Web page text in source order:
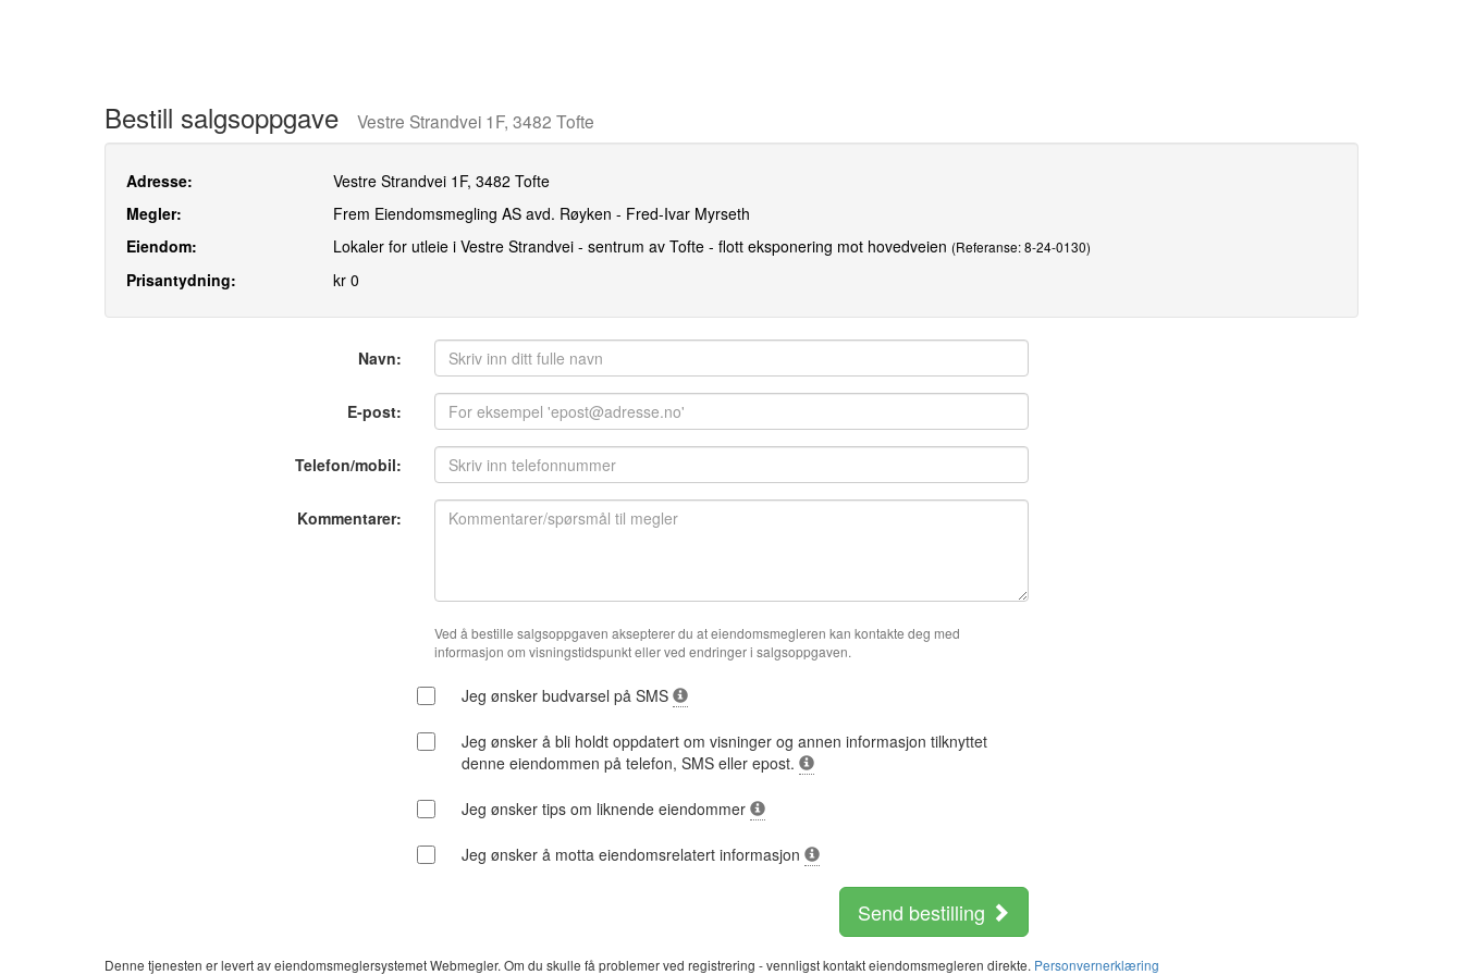
Bestill salgsoppgave Vestre Strandvei 1F, 3482 Tofte
Adresse:
Vestre Strandvei 1F, 3482 Tofte
Megler:
Frem Eiendomsmegling AS avd. Røyken - Fred-Ivar Myrseth
Eiendom:
Lokaler for utleie i Vestre Strandvei - sentrum av Tofte - flott eksponering mot hovedveien(Referanse: 8-24-0130)
Prisantydning: kr 0
Navn:
E-post:
Telefon/mobil:
Kommentarer:
Ved å bestille salgsoppgaven aksepterer du at eiendomsmegleren kan kontakte deg med
informasjon om visningstidspunkt eller ved endringer i salgsoppgaven.
Jeg ønsker budvarsel på SMS
Jeg ønsker å bli holdt oppdatert om visninger og annen informasjon tilknyttet
denne eiendommen på telefon, SMS eller epost.
Jeg ønsker tips om liknende eiendommer
Jeg ønsker å motta eiendomsrelatert informasjon
Send bestilling
Denne tjenesten er levert av eiendomsmeglersystemet Webmegler. Om du skulle få problemer ved registrering - vennligst kontakt eiendomsmegleren direkte. Personvernerklæring